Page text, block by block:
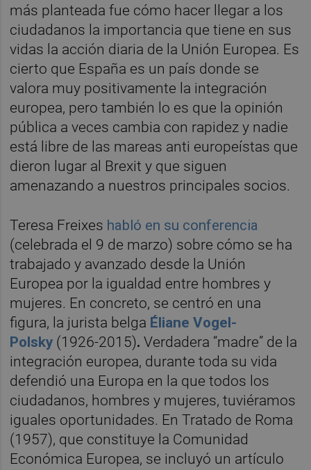
más planteada fue cómo hacer llegar a los
ciudadanos la importancia que tiene en sus
vidas la acción diaria de la Unión Europea. Es
cierto que España es un país donde se
valora muy positivamente la integración
europea, pero también lo es que la opinión
pública a veces cambia con rapidez y nadie
está libre de las mareas anti europeístas que
dieron lugar al Brexit y que siguen
amenazando a nuestros principales socios.
Teresa Freixes habló en su conferencia
(celebrada el 9 de marzo) sobre cómo se ha
trabajado y avanzado desde la Unión
Europea por la igualdad entre hombres y
mujeres. En concreto, se centró en una
figura, la jurista belga Éliane Vogel-
Polsky (1926-2015).Verdadera “madre” de la
integración europea, durante toda su vida
defendió una Europa en la que todos los
ciudadanos, hombres y mujeres, tuviéramos
iguales oportunidades. En Tratado de Roma
(1957), que constituye la Comunidad
Económica Europea, se incluyó un artículo